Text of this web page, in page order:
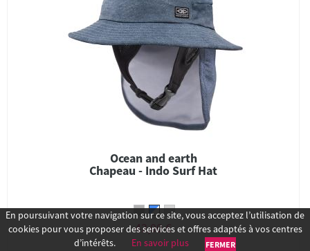
Ocean and earth
Chapeau - Indo Surf Hat
42,00 €
En poursuivant votre navigation sur ce site, vous acceptez l’utilisation de
cookies pour vous proposer des services et offres adaptés à vos centres
d’intérêts.
En savoir plus FERMER